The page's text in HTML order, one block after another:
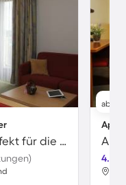
Aparthotel mit Terrasse | Perfekt für die Arbeit von Zuhause
ab
4.5